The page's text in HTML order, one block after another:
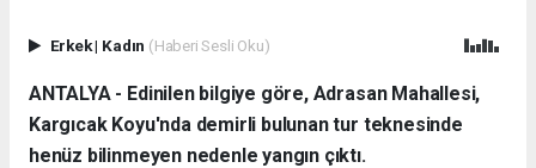
Erkek| Kadın (Haberi Sesli Oku)
ANTALYA - Edinilen bilgiye göre, Adrasan Mahallesi,
Kargıcak Koyu'nda demirli bulunan tur teknesinde
henüz bilinmeyen nedenle yangın çıktı.